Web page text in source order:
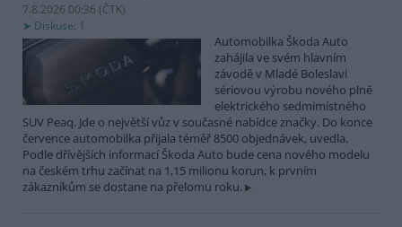
7.8.2026 00:36 (ČTK)
Diskuse: 1
Automobilka Škoda Auto
zahájila ve svém hlavním
závodě v Mladé Boleslavi
sériovou výrobu nového plně
elektrického sedmimístného
SUV Peaq. Jde o největší vůz v současné nabídce značky. Do konce
července automobilka přijala téměř 8500 objednávek, uvedla.
Podle dřívějších informací Škoda Auto bude cena nového modelu
na českém trhu začínat na 1,15 milionu korun, k prvním
zákazníkům se dostane na přelomu roku.